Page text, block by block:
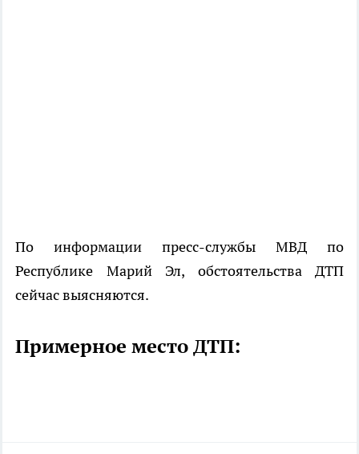
По информации пресс-службы МВД по
Республике Марий Эл, обстоятельства ДТП
сейчас выясняются.
Примерное место ДТП: